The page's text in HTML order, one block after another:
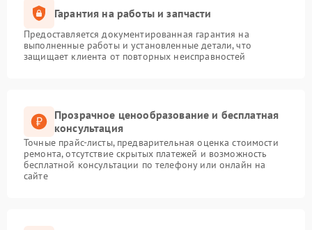
Гарантия на работы и запчасти
Предоставляется документированная гарантия на
выполненные работы и установленные детали, что
защищает клиента от повторных неисправностей
Прозрачное ценообразование и бесплатная
консультация
Точные прайс-листы, предварительная оценка стоимости
ремонта, отсутствие скрытых платежей и возможность
бесплатной консультации по телефону или онлайн на
сайте